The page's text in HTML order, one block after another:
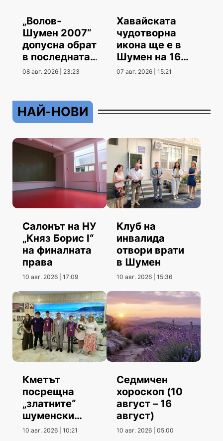
„Волов-
Шумен 2007“
допусна обрат
в последната
контрола
08 авг. 2026 | 23:23
Хавайската
чудотворна
икона ще е в
Шумен на 16
август
07 авг. 2026 | 15:21
НАЙ-НОВИ
Салонът на НУ
„Княз Борис I“
на финалната
права
10 авг. 2026 | 17:09
Клуб на
инвалида
отвори врати
в Шумен
10 авг. 2026 | 15:36
Кметът
посрещна
„златните“
шуменски
информатици
10 авг. 2026 | 10:21
Седмичен
хороскоп (10
август – 16
август)
10 авг. 2026 | 05:00